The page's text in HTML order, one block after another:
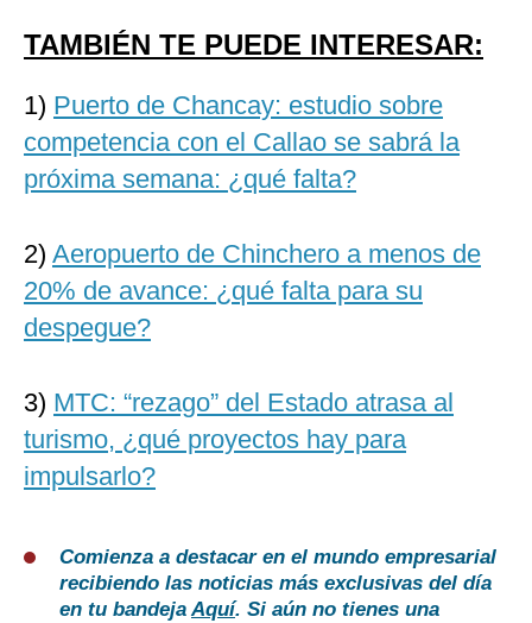
TAMBIÉN TE PUEDE INTERESAR:
1) Puerto de Chancay: estudio sobre
competencia con el Callao se sabrá la
próxima semana: ¿qué falta?
2) Aeropuerto de Chinchero a menos de
20% de avance: ¿qué falta para su
despegue?
3) MTC: “rezago” del Estado atrasa al
turismo, ¿qué proyectos hay para
impulsarlo?
Comienza a destacar en el mundo empresarial
recibiendo las noticias más exclusivas del día
en tu bandejaAquí. Si aún no tienes una